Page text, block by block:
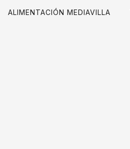
ALIMENTACIÓN MEDIAVILLA